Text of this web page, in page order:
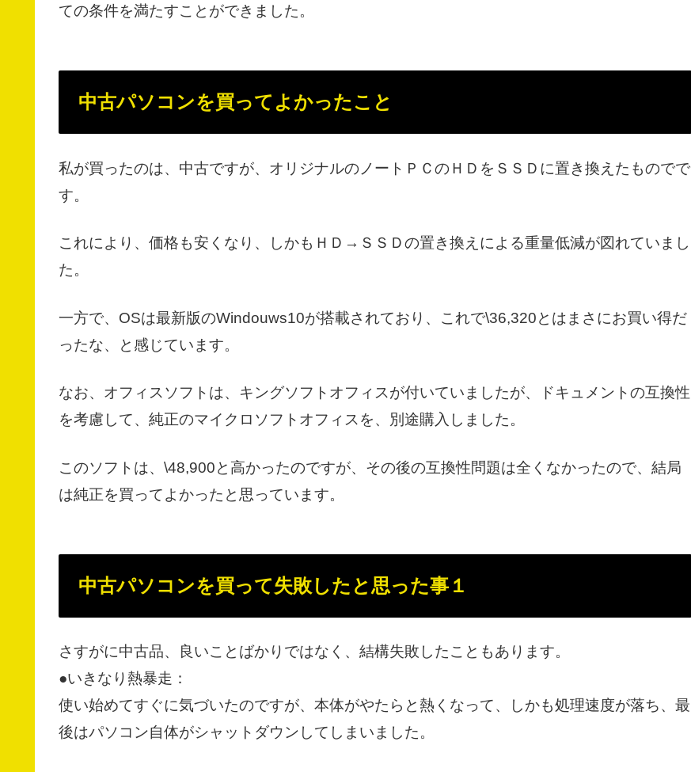
ての条件を満たすことができました。
中古パソコンを買ってよかったこと
私が買ったのは、中古ですが、オリジナルのノートＰＣのＨＤをＳＳＤに置き換えたものでで
す。
これにより、価格も安くなり、しかもＨＤ→ＳＳＤの置き換えによる重量低減が図れていまし
た。
一方で、OSは最新版のWindouws10が搭載されており、これで\36,320とはまさにお買い得だ
ったな、と感じています。
なお、オフィスソフトは、キングソフトオフィスが付いていましたが、ドキュメントの互換性
を考慮して、純正のマイクロソフトオフィスを、別途購入しました。
このソフトは、\48,900と高かったのですが、その後の互換性問題は全くなかったので、結局
は純正を買ってよかったと思っています。
中古パソコンを買って失敗したと思った事１
さすがに中古品、良いことばかりではなく、結構失敗したこともあります。
●いきなり熱暴走：
使い始めてすぐに気づいたのですが、本体がやたらと熱くなって、しかも処理速度が落ち、最
後はパソコン自体がシャットダウンしてしまいました。